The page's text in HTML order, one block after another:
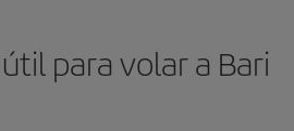
para volar a Bari